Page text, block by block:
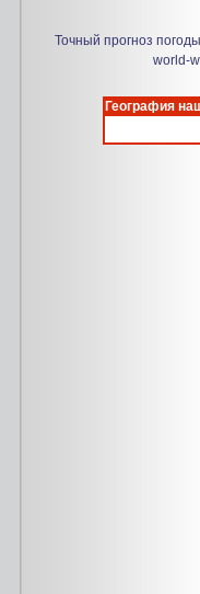
Точный прогноз
world-
География